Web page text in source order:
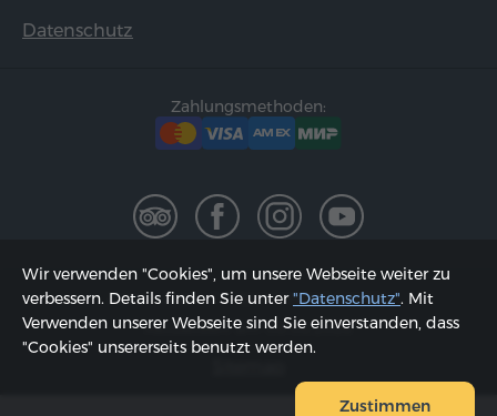
Datenschutz
Zahlungsmethoden:
2002 - 2026, © "Hyur Service" GmbH;
Aktualisiert am 08.08.2026
Wir verwenden "Cookies", um unsere Webseite weiter zu
verbessern. Details finden Sie unter"Datenschutz". Mit
Verwenden unserer Webseite sind Sie einverstanden, dass
"Cookies" unsererseits benutzt werden.
Zustimmen